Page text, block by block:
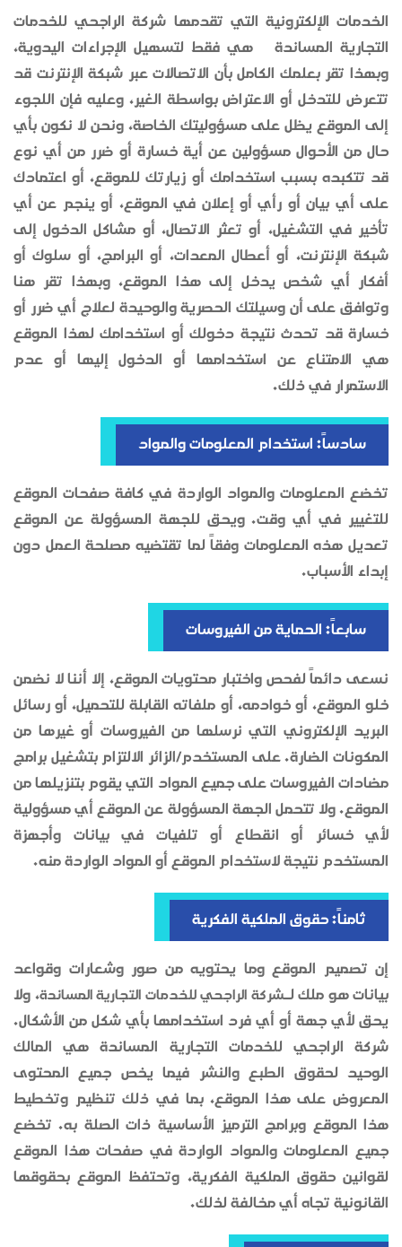
الخدمات الإلكترونية التي تقدمها شركة الراجحي للخدمات
التجارية المساندة هي فقط لتسهيل الإجراءات اليدوية،
وبهذا تقر بعلمك الكامل بأن الاتصالات عبر شبكة الإنترنت قد
تتعرض للتدخل أو الاعتراض بواسطة الغير، وعليه فإن اللجوء
إلى الموقع يظل على مسؤوليتك الخاصة، ونحن لا نكون بأي
حال من الأحوال مسؤولين عن أية خسارة أو ضرر من أي نوع
قد تتكبده بسبب استخدامك أو زيارتك للموقع، أو اعتمادك
على أي بيان أو رأي أو إعلان في الموقع، أو ينجم عن أي
تأخير في التشغيل، أو تعثر الاتصال، أو مشاكل الدخول إلى
شبكة الإنترنت، أو أعطال المعدات، أو البرامج، أو سلوك أو
أفكار أي شخص يدخل إلى هذا الموقع، وبهذا تقر هنا
وتوافق على أن وسيلتك الحصرية والوحيدة لعلاج أي ضرر أو
خسارة قد تحدث نتيجة دخولك أو استخدامك لهذا الموقع
هي الامتناع عن استخدامها أو الدخول إليها أو عدم
الاستمرار في ذلك.
سادساً: استخدام المعلومات والمواد
تخضع المعلومات والمواد الواردة في كافة صفحات الموقع
للتغيير في أي وقت. ويحق للجهة المسؤولة عن الموقع
تعديل هذه المعلومات وفقاً لما تقتضيه مصلحة العمل دون
إبداء الأسباب.
سابعاً: الحماية من الفيروسات
نسعى دائماً لفحص واختبار محتويات الموقع، إلا أننا لا نضمن
خلو الموقع، أو خوادمه، أو ملفاته القابلة للتحميل، أو رسائل
البريد الإلكتروني التي نرسلها من الفيروسات أو غيرها من
المكونات الضارة. على المستخدم/الزائر الالتزام بتشغيل برامج
مضادات الفيروسات على جميع المواد التي يقوم بتنزيلها من
الموقع. ولا تتحمل الجهة المسؤولة عن الموقع أي مسؤولية
لأي خسائر أو انقطاع أو تلفيات في بيانات وأجهزة
المستخدم نتيجة لاستخدام الموقع أو المواد الواردة منه.
ثامناً: حقوق الملكية الفكرية
إن تصميم الموقع وما يحتويه من صور وشعارات وقواعد
بيانات هو ملك لـشركة الراجحي للخدمات التجارية المساندة، ولا
يحق لأي جهة أو أي فرد استخدامها بأي شكل من الأشكال.
شركة الراجحي للخدمات التجارية المساندة هي المالك
الوحيد لحقوق الطبع والنشر فيما يخص جميع المحتوى
المعروض على هذا الموقع، بما في ذلك تنظيم وتخطيط
هذا الموقع وبرامج الترميز الأساسية ذات الصلة به. تخضع
جميع المعلومات والمواد الواردة في صفحات هذا الموقع
لقوانين حقوق الملكية الفكرية، وتحتفظ الموقع بحقوقها
القانونية تجاه أي مخالفة لذلك.